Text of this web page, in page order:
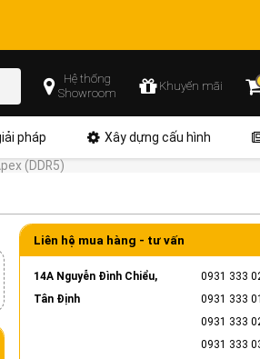
Hệ thống
Showroom
Khuyến mãi
pháp Xây dựng cấu hình
(DDR5)
Liên hệ mua hàng - tư vấn
14A Nguyễn Đình Chiểu,
Tân Định
0931 333
0931 333
0931 333
0931 333